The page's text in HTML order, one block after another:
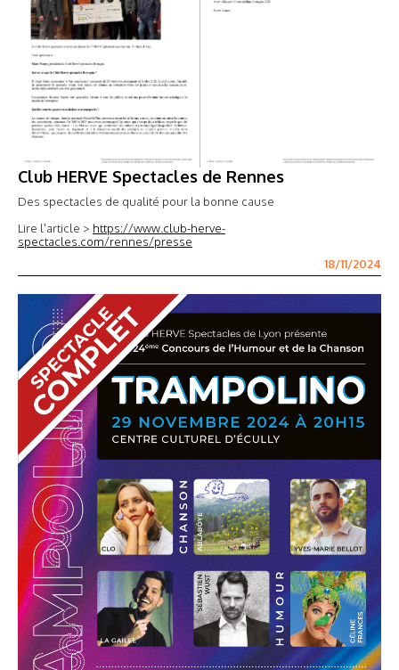
Club HERVE Spectacles de Rennes
Des spectacles de qualité pour la bonne cause
Lire l'article > https://www.club-herve-
spectacles.com/rennes/presse
18/11/2024